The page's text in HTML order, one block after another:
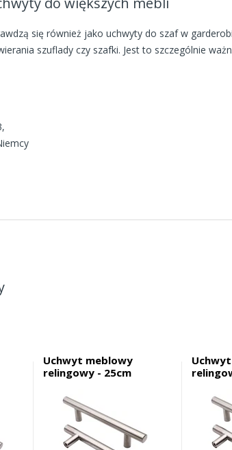
się również jako uchwyty do szaf w
szuflady czy szafki. Jest to szczególnie
Uchwyt meblowy
relingowy - 25cm